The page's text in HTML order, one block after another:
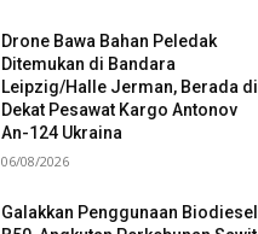
Drone Bawa Bahan Peledak
Ditemukan di Bandara
Leipzig/Halle Jerman, Berada di
Dekat Pesawat Kargo Antonov
An-124 Ukraina
06/08/2026
Galakkan Penggunaan Biodiesel